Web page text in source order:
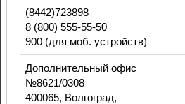
(8442)723898
8 (800) 555-55-50
900 (для моб. устройств)
Дополнительный офис
№8621/0308
400065, Волгоград,